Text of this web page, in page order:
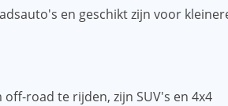
en geschikt zijn voor
road te rijden, zijn SUV's en 4x4